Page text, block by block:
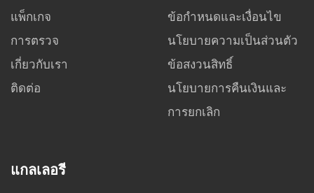
แพ็กเกจ
การตรวจ
เกี่ยวกับเรา
ติดต่อ
ข้อกำหนดและเงื่อนไข
นโยบายความเป็นส่วนตัว
ข้อสงวนสิทธิ์
นโยบายการคืนเงินและ
การยกเลิก
แกลเลอรี